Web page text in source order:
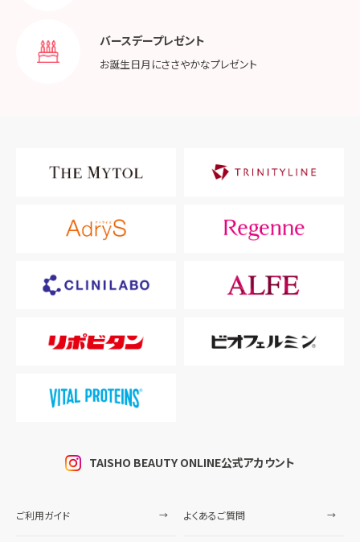
バースデープレゼント
お誕生日月にささやかなプレゼント
TAISHO BEAUTY ONLINE公式アカウント
ご利用ガイド よくあるご質問